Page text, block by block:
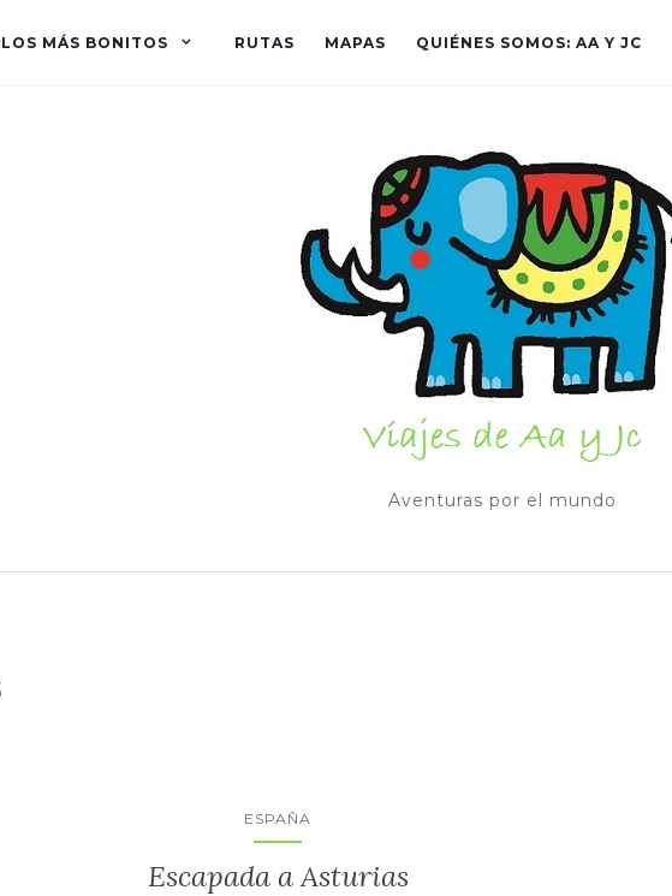
MÁS BONITOS RUTAS MAPAS QUIÉNES SOMOS: AA Y JC
Aventuras por el mundo
ESPAÑA
Escapada a Asturias